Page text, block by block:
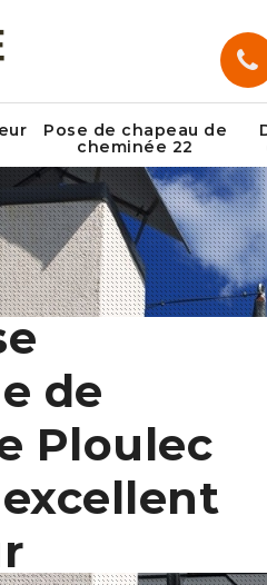
Pose de chapeau de
cheminée 22
de
Ploulec
excellent